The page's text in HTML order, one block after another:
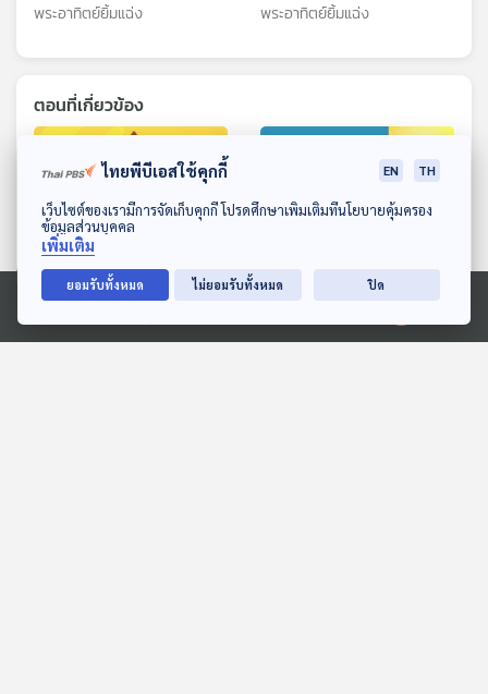
ดาวน์โหลด Thai PBS Podcast Application
Ⓒ 2020 องค์การกระจายเสียงและแพร่ภาพสาธารณะแห่งประเทศไทย
พระอาทิตย์ยิ้มแฉ่ง พระอาทิตย์ยิ้มแฉ่ง
ตอนที่เกี่ยวข้อง
27:33
EP. 148: ปวีณ์กร สัญญา |
27:33
EP. 2032: แอปเปิล... "นัก
ไทยพีบีเอสใช้คุกกี้ EN TH
เว็บไซต์ของเรามีการจัดเก็บคุกกี้ โปรดศึกษาเพิ่มเติมที่นโยบายคุ้มครอง
ข้อมูลส่วนบุคคล
เพิ่มเติม
ยอมรับทั้งหมด ไม่ยอมรับทั้งหมด ปิด